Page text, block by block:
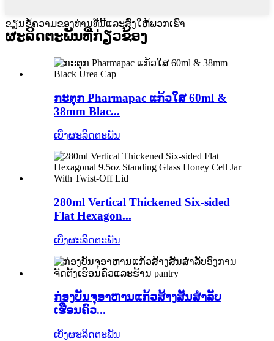
ຂຽນຂໍ້ຄວາມຂອງທ່ານທີ່ນີ້ແລະສົ່ງໃຫ້ພວກເຮົາ
ຜະ​ລິດ​ຕະ​ພັນ​ທີ່​ກ່ຽວ​ຂ້ອງ
ກະຕຸກ Pharmapac ແກ້ວໃສ 60ml &
38mm Blac...
ເບິ່ງຜະລິດຕະພັນ
280ml Vertical Thickened Six-sided
Flat Hexagon...
ເບິ່ງຜະລິດຕະພັນ
ກ່ອງບັນຈຸອາຫານແກ້ວສ້າງສັນສຳລັບ
ເຮືອນຄົວ...
ເບິ່ງຜະລິດຕະພັນ